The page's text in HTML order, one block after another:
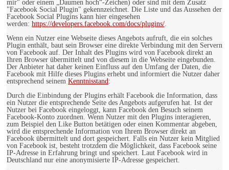
mir" oder einem „Daumen hoch“-Zeichen) oder sind mit dem Zusatz
"Facebook Social Plugin" gekennzeichnet. Die Liste und das Aussehen der
Facebook Social Plugins kann hier eingesehen
werden: https://developers.facebook.com/docs/plugins/.
Wenn ein Nutzer eine Webseite dieses Angebots aufruft, die ein solches
Plugin enthält, baut sein Browser eine direkte Verbindung mit den Servern
von Facebook auf. Der Inhalt des Plugins wird von Facebook direkt an
Ihren Browser übermittelt und von diesem in die Webseite eingebunden.
Der Anbieter hat daher keinen Einfluss auf den Umfang der Daten, die
Facebook mit Hilfe dieses Plugins erhebt und informiert die Nutzer daher
entsprechend seinem Kenntnisstand:
Durch die Einbindung der Plugins erhält Facebook die Information, dass
ein Nutzer die entsprechende Seite des Angebots aufgerufen hat. Ist der
Nutzer bei Facebook eingeloggt, kann Facebook den Besuch seinem
Facebook-Konto zuordnen. Wenn Nutzer mit den Plugins interagieren,
zum Beispiel den Like Button betätigen oder einen Kommentar abgeben,
wird die entsprechende Information von Ihrem Browser direkt an
Facebook übermittelt und dort gespeichert. Falls ein Nutzer kein Mitglied
von Facebook ist, besteht trotzdem die Möglichkeit, dass Facebook seine
IP-Adresse in Erfahrung bringt und speichert. Laut Facebook wird in
Deutschland nur eine anonymisierte IP-Adresse gespeichert.